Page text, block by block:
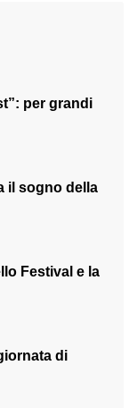
per grandi
il sogno della
Festival e la
di